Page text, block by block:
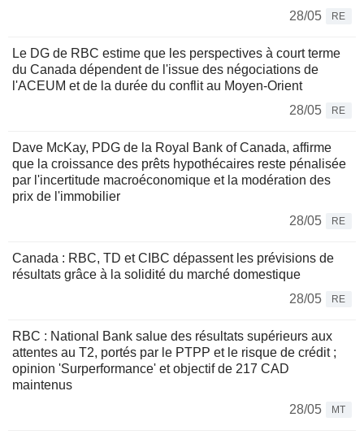
28/05
RE
Le DG de RBC estime que les perspectives à court terme
du Canada dépendent de l'issue des négociations de
l'ACEUM et de la durée du conflit au Moyen-Orient
28/05
RE
Dave McKay, PDG de la Royal Bank of Canada, affirme
que la croissance des prêts hypothécaires reste pénalisée
par l'incertitude macroéconomique et la modération des
prix de l'immobilier
28/05
RE
Canada : RBC, TD et CIBC dépassent les prévisions de
résultats grâce à la solidité du marché domestique
28/05
RE
RBC : National Bank salue des résultats supérieurs aux
attentes au T2, portés par le PTPP et le risque de crédit ;
opinion 'Surperformance' et objectif de 217 CAD
maintenus
28/05
MT